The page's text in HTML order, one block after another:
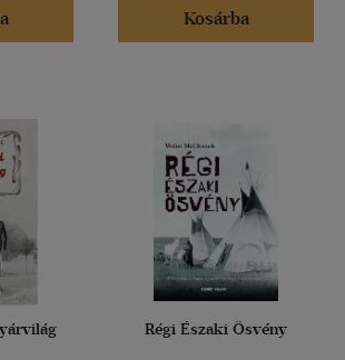
Kosárba
Régi Északi Ösvény